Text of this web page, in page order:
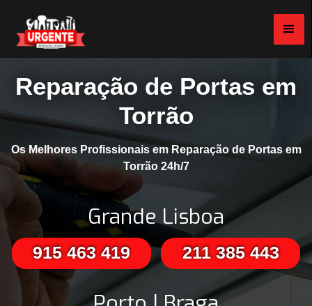
Reparação de Portas em
Torrão
Os Melhores Profissionais em Reparação de Portas em
Torrão 24h/7
Grande Lisboa
915 463 419 211 385 443